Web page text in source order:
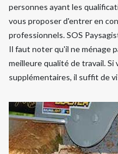
personnes ayant les
vous proposer d'entrer en
professionnels. SOS
Il faut noter qu'il ne ménage
meilleure qualité de travail.
supplémentaires, il suffit de